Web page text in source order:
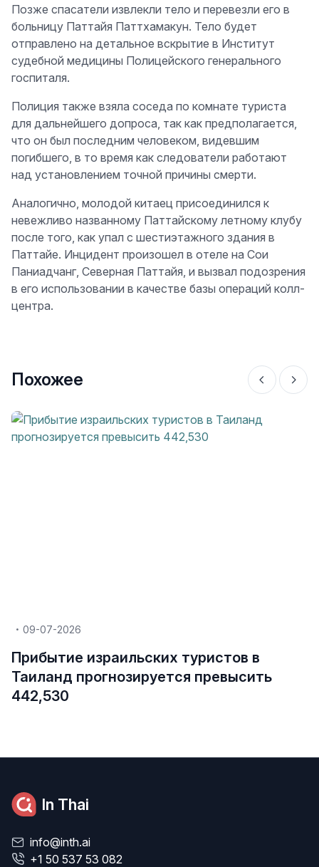
Позже спасатели извлекли тело и перевезли его в
больницу Паттайя Паттхамакун. Тело будет
отправлено на детальное вскрытие в Институт
судебной медицины Полицейского генерального
госпиталя.
Полиция также взяла соседа по комнате туриста
для дальнейшего допроса, так как предполагается,
что он был последним человеком, видевшим
погибшего, в то время как следователи работают
над установлением точной причины смерти.
Аналогично, молодой китаец присоединился к
невежливо названному Паттайскому летному клубу
после того, как упал с шестиэтажного здания в
Паттайе. Инцидент произошел в отеле на Сои
Паниадчанг, Северная Паттайя, и вызвал подозрения
в его использовании в качестве базы операций колл-
центра.
Похожее
09-07-2026
Прибытие израильских туристов в
Таиланд прогнозируется превысить
442,530
In Thai
info@inth.ai
+1 50 537 53 082